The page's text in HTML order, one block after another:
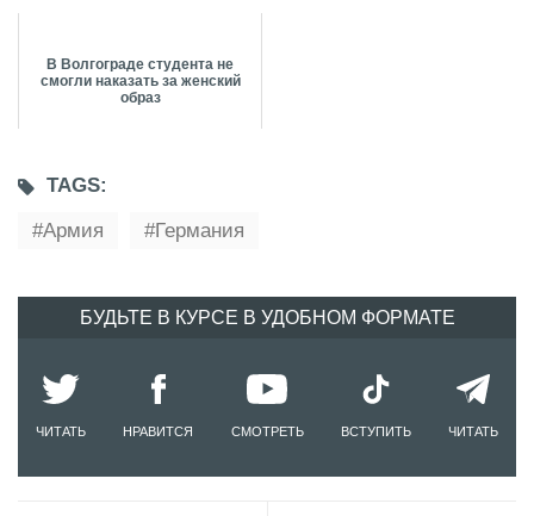
В Волгограде студента не
смогли наказать за женский
образ
TAGS:
Армия
Германия
БУДЬТЕ В КУРСЕ В УДОБНОМ ФОРМАТЕ
ЧИТАТЬ НРАВИТСЯ СМОТРЕТЬ ВСТУПИТЬ ЧИТАТЬ